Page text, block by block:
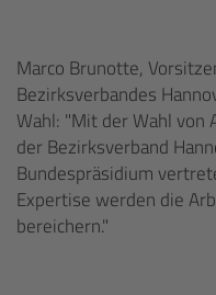
Marco Brunotte,
Bezirksverbandes
Wahl: "Mit der Wahl von
der Bezirksverband
Bundespräsidium
Expertise werden die
bereichern."